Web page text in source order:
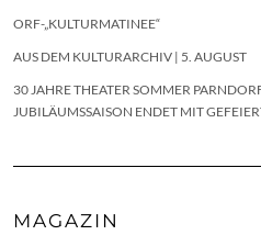
ORF-„KULTURMATINEE“
AUS DEM KULTURARCHIV | 5. AUGUST
30 JAHRE THEATER SOMMER
JUBILÄUMSSAISON ENDET MIT
MAGAZIN